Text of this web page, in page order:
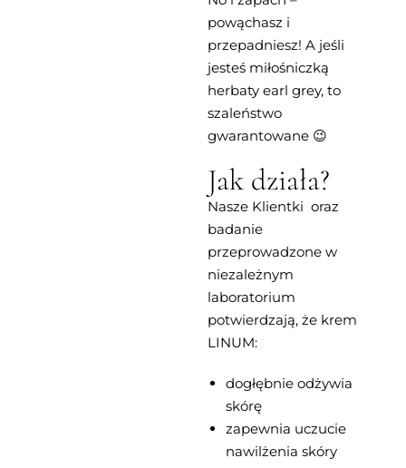
powąchasz i
przepadniesz! A jeśli
jesteś miłośniczką
herbaty earl grey, to
szaleństwo
gwarantowane 😉
Jak działa?
Nasze Klientki oraz
badanie
przeprowadzone w
niezależnym
laboratorium
potwierdzają, że krem
LINUM:
dogłębnie odżywia
skórę
zapewnia uczucie
nawilżenia skóry